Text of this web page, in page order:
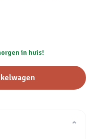
in huis!
⌄